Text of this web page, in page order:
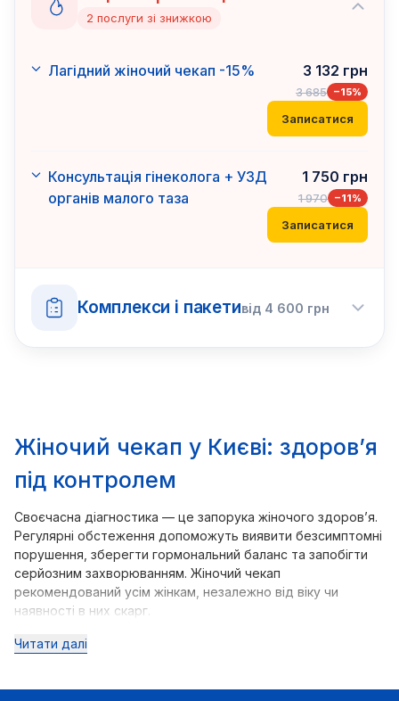
2 послуги зі знижкою
Лагідний жіночий чекап -15% 3 132 грн
3 685 −15%
Записатися
Консультація гінеколога + УЗД
органів малого таза
1 750 грн
1 970 −11%
Записатися
Комплекси і пакетивід 4 600 грн
Жіночий чекап у Києві: здоров’я
під контролем
Своєчасна діагностика — це запорука жіночого здоров’я.
Регулярні обстеження допоможуть виявити безсимптомні
порушення, зберегти гормональний баланс та запобігти
серйозним захворюванням. Жіночий чекап
рекомендований усім жінкам, незалежно від віку чи
наявності в них скарг.
Читати далі